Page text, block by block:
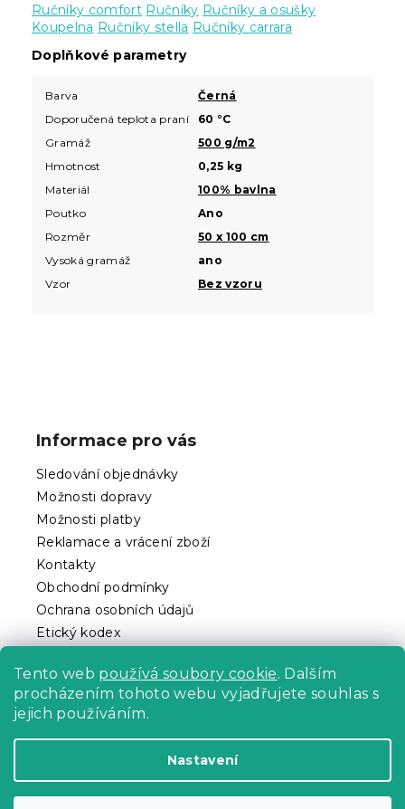
Tento web používá soubory cookie. Dalším
procházením tohoto webu vyjadřujete souhlas s
jejich používáním.
Nastavení
Ručníky comfort Ručníky Ručníky a osušky
Koupelna Ručníky stella Ručníky carrara
Doplňkové parametry
Barva
Černá
Doporučená teplota praní
60 °C
Gramáž
500 g/m2
Hmotnost
0,25 kg
Materiál
100% bavlna
Poutko
Ano
Rozměr
50 x 100 cm
Vysoká gramáž
ano
Vzor
Bez vzoru
Informace pro vás
Sledování objednávky
Možnosti dopravy
Možnosti platby
Reklamace a vrácení zboží
Kontakty
Obchodní podmínky
Ochrana osobních údajů
Etický kodex
Copyright 2026Povlečeme.cz. Všechna práva